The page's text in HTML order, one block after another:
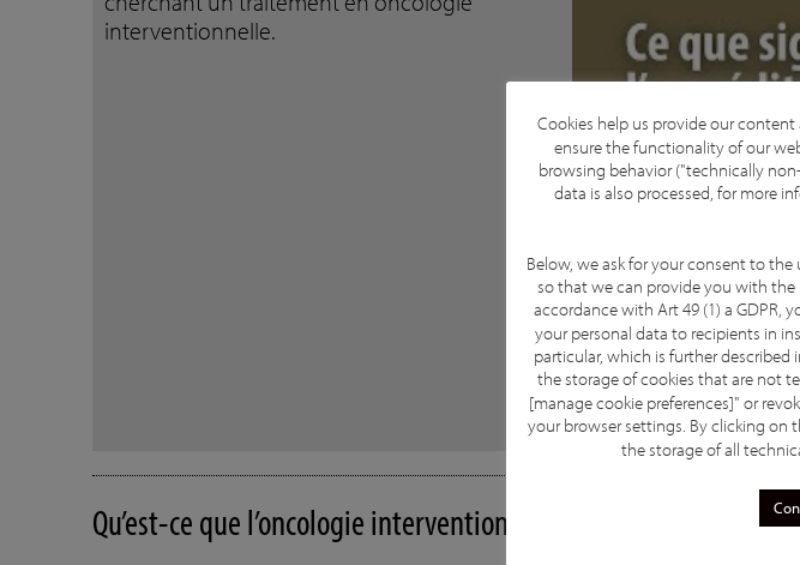
interventionnelle.
Qu’est-ce que l’oncologie interventionnelle (OI) ?
Cookies help us provide our
ensure the functionality of our
browsing behavior ("technically
data is also processed, for more
Below, we ask for your consent to
so that we can provide you with the
accordance with Art 49 (1) a GDPR,
your personal data to recipients in
particular, which is further described
the storage of cookies that are not
[manage cookie preferences]" or
your browser settings. By clicking
the storage of all